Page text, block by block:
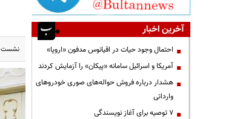
نشست سران قوا
آخرین اخبار
احتمال وجود حیات در اقیانوس مدفون «اروپا»
آمریکا و اسرائیل سامانه «پیکان» را آزمایش کردند
هشدار درباره فروش حواله‌های صوری خودروهای
وارداتی
۷ توصیه برای آغاز نویسندگی